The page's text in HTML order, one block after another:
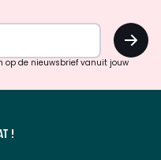
OK
op de nieuwsbrief vanuit jouw
!